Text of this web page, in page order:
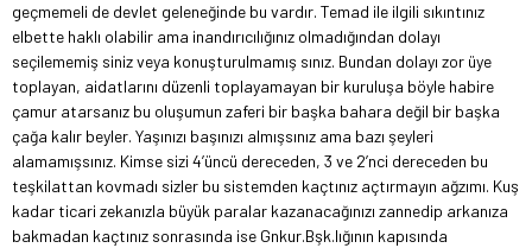
geçmemeli de devlet geleneğinde bu vardır. Temad ile ilgili sıkıntınız
elbette haklı olabilir ama inandırıcılığınız olmadığından dolayı
seçilememiş siniz veya konuşturulmamış sınız. Bundan dolayı zor üye
toplayan, aidatlarını düzenli toplayamayan bir kuruluşa böyle habire
çamur atarsanız bu oluşumun zaferi bir başka bahara değil bir başka
çağa kalır beyler. Yaşınızı başınızı almışsınız ama bazı şeyleri
alamamışsınız. Kimse sizi 4’üncü dereceden, 3 ve 2’nci dereceden bu
teşkilattan kovmadı sizler bu sistemden kaçtınız açtırmayın ağzımı. Kuş
kadar ticari zekanızla büyük paralar kazanacağınızı zannedip arkanıza
bakmadan kaçtınız sonrasında ise Gnkur.Bşk.lığının kapısında